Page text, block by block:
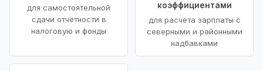
для самостоятельной
сдачи отчётности в
налоговую и фонды
коэффициентами
для расчёта зарплаты с
северными и районными
надбавками